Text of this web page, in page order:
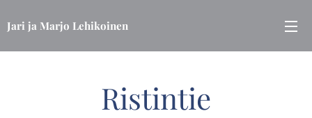
Jari ja Marjo Lehikoinen
Ristintie